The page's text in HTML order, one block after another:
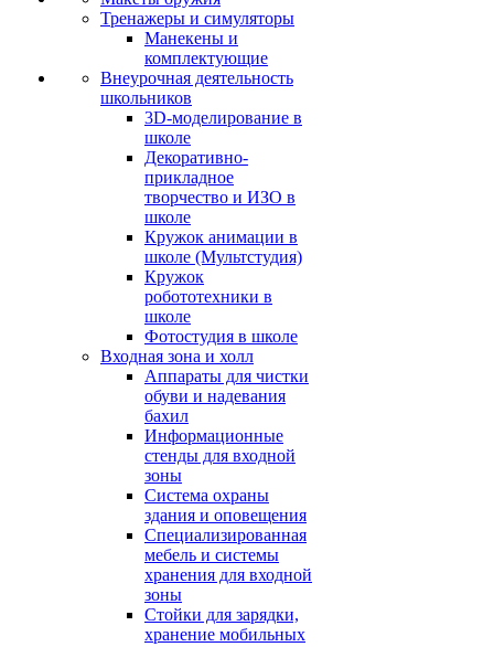
Тренажеры и симуляторы
Манекены и
комплектующие
Внеурочная деятельность
школьников
3D-моделирование в
школе
Декоративно-
прикладное
творчество и ИЗО в
школе
Кружок анимации в
школе (Мультстудия)
Кружок
робототехники в
школе
Фотостудия в школе
Входная зона и холл
Аппараты для чистки
обуви и надевания
бахил
Информационные
стенды для входной
зоны
Система охраны
здания и оповещения
Специализированная
мебель и системы
хранения для входной
зоны
Стойки для зарядки,
хранение мобильных